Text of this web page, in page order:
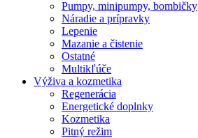
Pumpy, minipumpy, bombičky
Náradie a prípravky
Lepenie
Mazanie a čistenie
Ostatné
Multikľúče
Výživa a kozmetika
Regenerácia
Energetické doplnky
Kozmetika
Pitný režim